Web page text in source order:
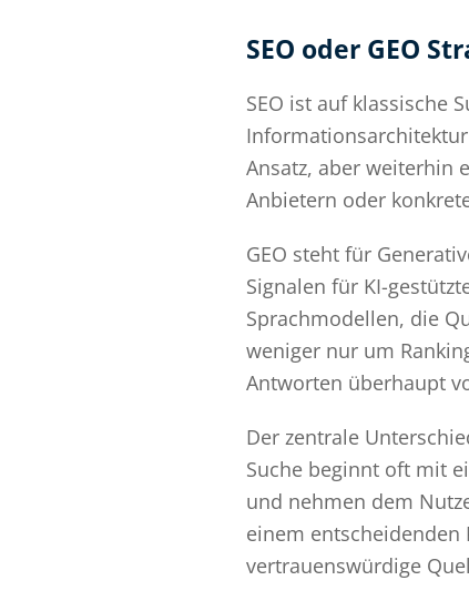
SEO oder GEO
SEO ist auf klassische
Ansatz, aber weiterhin
Anbietern oder
GEO steht für
Signalen für KI-
Sprachmodellen, die
weniger nur um
Antworten überhaupt
Der zentrale
Suche beginnt oft mit
und nehmen dem
einem
vertrauenswürdige